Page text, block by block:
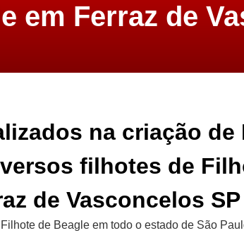
em Ferraz de
na criação de
filhotes de
de Vasconcelos SP
de Beagle em todo o estado de São